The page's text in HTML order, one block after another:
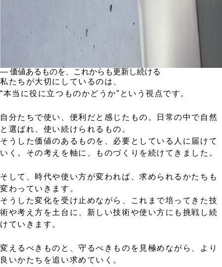
― 価値あるものを、これからも更新し続ける
私たちが大切にしているのは、
“本当に役に立つものかどうか”という視点です。
自分たちで使い、便利だと感じたもの。日常の中で自然
と選ばれ、使い続けられるもの。
そうした価値のあるものを、必要としている人に届けて
いく。その考えを軸に、ものづくりを続けてきました。
そして、時代や使い方が変われば、求められるかたちも
変わっていきます。
そうした変化を受け止めながら、これまで培ってきた技
術や考え方を土台に、新しい技術や使い方にも挑戦し続
けていきます。
変えるべきものと、守るべきものを見極めながら、より
良いかたちを追い求めていく。